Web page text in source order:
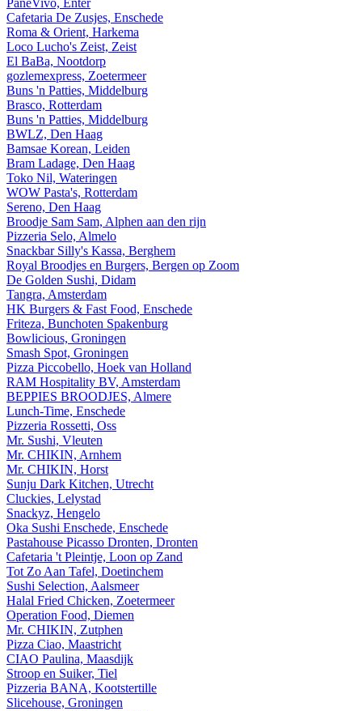
PaneVivo, Enter
Cafetaria De Zusjes, Enschede
Roma & Orient, Harkema
Loco Lucho's Zeist, Zeist
El BaBa, Nootdorp
gozlemexpress, Zoetermeer
Buns 'n Patties, Middelburg
Brasco, Rotterdam
Buns 'n Patties, Middelburg
BWLZ, Den Haag
Bamsae Korean, Leiden
Bram Ladage, Den Haag
Toko Nil, Wateringen
WOW Pasta's, Rotterdam
Sereno, Den Haag
Broodje Sam Sam, Alphen aan den rijn
Pizzeria Selo, Almelo
Snackbar Silly's Kassa, Berghem
Royal Broodjes en Burgers, Bergen op Zoom
De Golden Sushi, Didam
Tangra, Amsterdam
HK Burgers & Fast Food, Enschede
Friteza, Bunchoten Spakenburg
Bowlicious, Groningen
Smash Spot, Groningen
Pizza Piccobello, Hoek van Holland
RAM Hospitality BV, Amsterdam
BEPPIES BROODJES, Almere
Lunch-Time, Enschede
Pizzeria Rossetti, Oss
Mr. Sushi, Vleuten
Mr. CHIKIN, Arnhem
Mr. CHIKIN, Horst
Sunju Dark Kitchen, Utrecht
Cluckies, Lelystad
Snackyz, Hengelo
Oka Sushi Enschede, Enschede
Pastahouse Picasso Dronten, Dronten
Cafetaria 't Pleintje, Loon op Zand
Tot Zo Aan Tafel, Doetinchem
Sushi Selection, Aalsmeer
Halal Fried Chicken, Zoetermeer
Operation Food, Diemen
Mr. CHIKIN, Zutphen
Pizza Ciao, Maastricht
CIAO Paulina, Maasdijk
Stroop en Suiker, Tiel
Pizzeria BANA, Kootstertille
Slicehouse, Groningen